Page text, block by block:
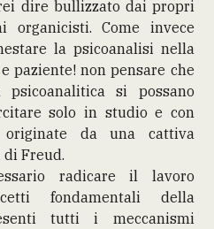
dire bullizzato dai propri
organicisti. Come invece
la psicoanalisi nella
paziente! non pensare che
si possano
solo in studio e con
originate da una cattiva
Freud.
radicare il lavoro
fondamentali della
tutti i meccanismi